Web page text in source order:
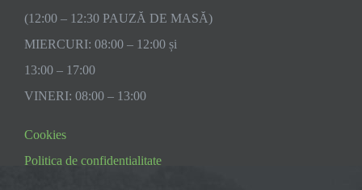
(12:00 – 12:30 PAUZĂ DE MASĂ)
MIERCURI: 08:00 – 12:00 și
13:00 – 17:00
VINERI: 08:00 – 13:00
Cookies
Politica de confidentialitate